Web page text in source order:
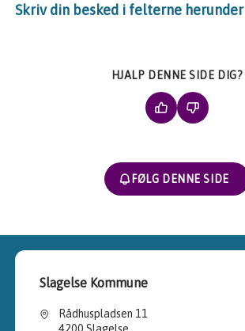
Skriv din besked i felterne herunder
HJALP DENNE SIDE DIG?
FØLG DENNE SIDE
Slagelse Kommune
Rådhuspladsen 11